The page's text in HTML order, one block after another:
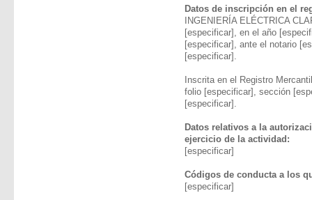
Datos de inscripción en el
INGENIERÍA ELÉCTRICA
[especificar], en el año
[especificar], ante el notario
[especificar].
Inscrita en el Registro
folio [especificar], sección
[especificar].
Datos relativos a la
ejercicio de la actividad:
[especificar]
Códigos de conducta a los
[especificar]